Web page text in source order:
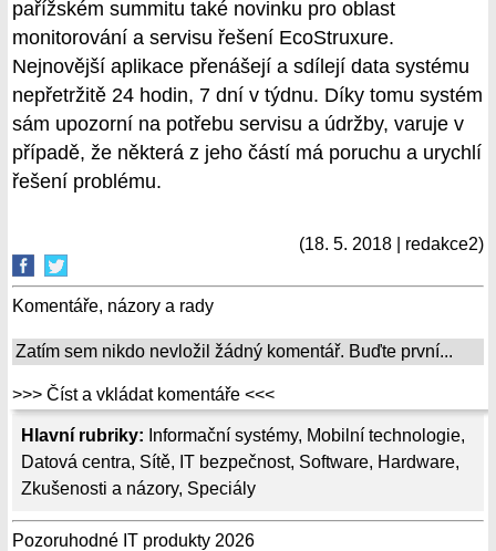
Hlavní rubriky: Informační systémy, Mobilní technologie,
Datová centra, Sítě, IT bezpečnost, Software, Hardware,
Zkušenosti a názory, Speciály
Pozoruhodné IT produkty 2026
pařížském summitu také novinku pro oblast
monitorování a servisu řešení EcoStruxure.
Nejnovější aplikace přenášejí a sdílejí data systému
nepřetržitě 24 hodin, 7 dní v týdnu. Díky tomu systém
sám upozorní na potřebu servisu a údržby, varuje v
případě, že některá z jeho částí má poruchu a urychlí
řešení problému.
(18. 5. 2018 | redakce2)
Komentáře, názory a rady
Zatím sem nikdo nevložil žádný komentář. Buďte první...
>>> Číst a vkládat komentáře <<<